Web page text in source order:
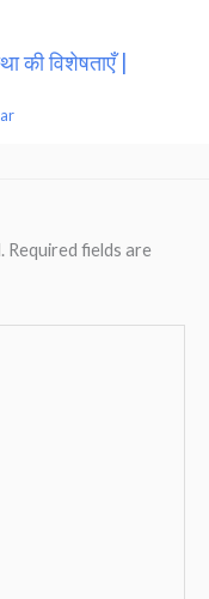
की विशेषताएँ |
Required fields are